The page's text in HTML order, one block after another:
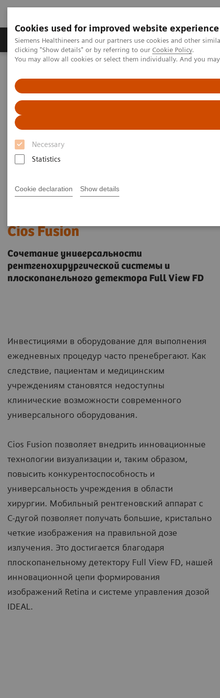
Cookies used for improved website experience
Siemens Healthineers and our partners use cookies and other
clicking "Show details" or by referring to our Cookie Policy.
You may allow all cookies or select them individually. And you
Necessary
Statistics
Cookie declaration Show details
Продукты и решения Клинические
Передвижные рентгеновские аппараты с C-дугой
Cios Fusion
Cios Fusion
Сочетание универсальности
рентгенохирургической системы и
плоскопанельного детектора Full View FD
Инвестициями в оборудование для выполнения
ежедневных процедур часто пренебрегают. Как
следствие, пациентам и медицинским
учреждениям становятся недоступны
клинические возможности современного
универсального оборудования.
Cios Fusion позволяет внедрить инновационные
технологии визуализации и, таким образом,
повысить конкурентоспособность и
универсальность учреждения в области
хирургии. Мобильный рентгеновский аппарат с
С-дугой позволяет получать большие, кристально
четкие изображения на правильной дозе
излучения. Это достигается благодаря
плоскопанельному детектору Full View FD, нашей
инновационной цепи формирования
изображений Retina и системе управления дозой
IDEAL.